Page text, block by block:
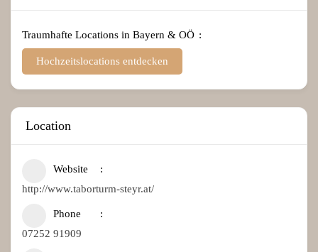
Traumhafte Locations in Bayern & OÖ
Hochzeitslocations entdecken
Location
Website
http://www.taborturm-steyr.at/
Phone
07252 91909